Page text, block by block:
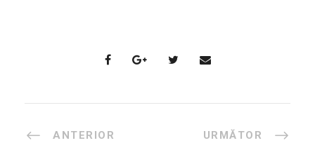
ANTERIOR URMĂTOR